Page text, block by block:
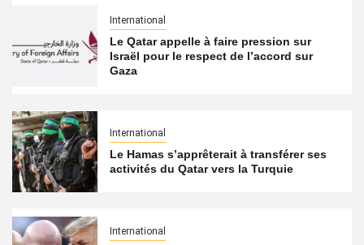
International
Le Qatar appelle à faire pression sur
Israël pour le respect de l’accord sur
Gaza
International
Le Hamas s’apprêterait à transférer ses
activités du Qatar vers la Turquie
International